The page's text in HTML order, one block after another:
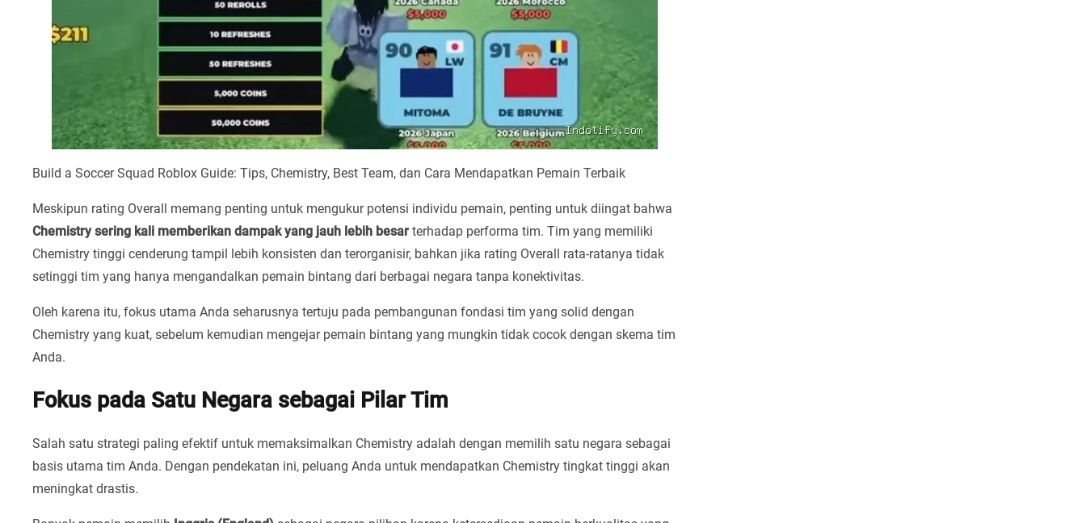
Build a Soccer Squad Roblox Guide: Tips, Chemistry, Best Team, dan Cara Mendapatkan Pemain Terbaik
Meskipun rating Overall memang penting untuk mengukur potensi individu pemain, penting untuk diingat bahwa
Chemistry sering kali memberikan dampak yang jauh lebih besar terhadap performa tim. Tim yang memiliki
Chemistry tinggi cenderung tampil lebih konsisten dan terorganisir, bahkan jika rating Overall rata-ratanya tidak
setinggi tim yang hanya mengandalkan pemain bintang dari berbagai negara tanpa konektivitas.
Oleh karena itu, fokus utama Anda seharusnya tertuju pada pembangunan fondasi tim yang solid dengan
Chemistry yang kuat, sebelum kemudian mengejar pemain bintang yang mungkin tidak cocok dengan skema tim
Anda.
Fokus pada Satu Negara sebagai Pilar Tim
Salah satu strategi paling efektif untuk memaksimalkan Chemistry adalah dengan memilih satu negara sebagai
basis utama tim Anda. Dengan pendekatan ini, peluang Anda untuk mendapatkan Chemistry tingkat tinggi akan
meningkat drastis.